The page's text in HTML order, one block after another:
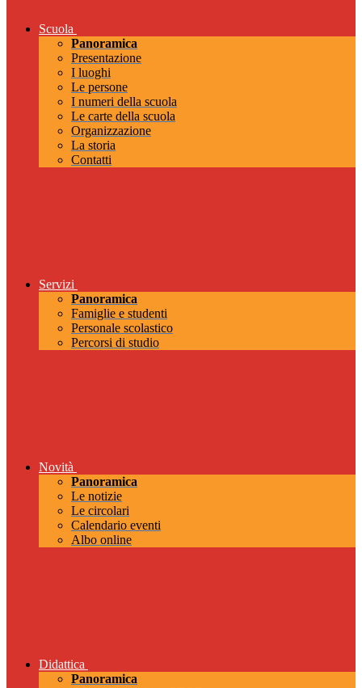
Scuola
Panoramica
Presentazione
I luoghi
Le persone
I numeri della scuola
Le carte della scuola
Organizzazione
La storia
Contatti
Servizi
Panoramica
Famiglie e studenti
Personale scolastico
Percorsi di studio
Novità
Panoramica
Le notizie
Le circolari
Calendario eventi
Albo online
Didattica
Panoramica